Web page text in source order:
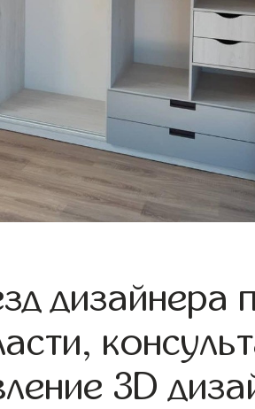
дизайнера
3D